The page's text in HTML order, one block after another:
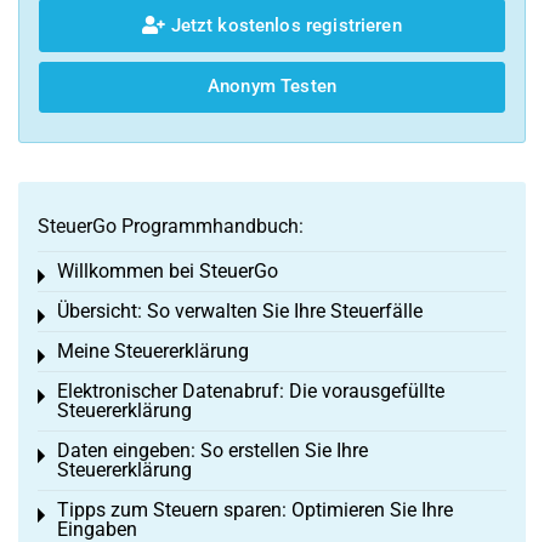
Jetzt kostenlos registrieren
Anonym Testen
SteuerGo Programmhandbuch:
Willkommen bei SteuerGo
Toggle menu
Übersicht: So verwalten Sie Ihre Steuerfälle
Toggle menu
Meine Steuererklärung
Toggle menu
Elektronischer Datenabruf: Die vorausgefüllte
Steuererklärung
Toggle menu
Daten eingeben: So erstellen Sie Ihre
Steuererklärung
Toggle menu
Tipps zum Steuern sparen: Optimieren Sie Ihre
Eingaben
Toggle menu